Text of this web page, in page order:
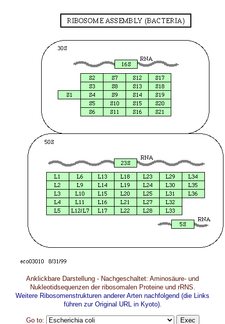
Anklickbare Darstellung - Nachgeschaltet: Aminosäure- und
Nukleotidsequenzen der ribosomalen Proteine und rRNS.
Weitere Ribosomenstrukturen anderer Arten nachfolgend (die Links
führen zur Original URL in Kyoto).
Go to: